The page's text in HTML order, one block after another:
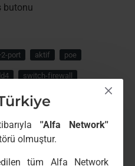
''Alfa Network''
olmuştur.
tüm Alfa Network
butonu
port aktif poe
switch-firewall
SATIN ALINANLAR